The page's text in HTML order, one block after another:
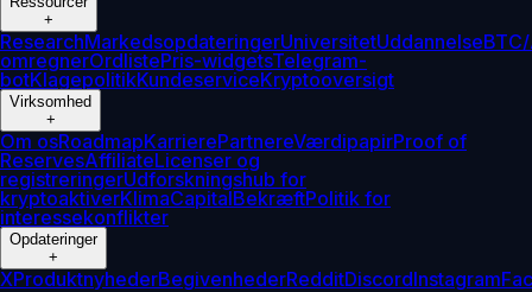
+
ResearchMarkedsopdateringerUniversitetUddannelse
omregnerOrdlistePris-widgetsTelegram-
botKlagepolitikKundeserviceKryptooversigt
Virksomhed
+
Om osRoadmapKarrierePartnereVærdipapirProof of
ReservesAffiliateLicenser og
registreringerUdforskningshub for
kryptoaktiverKlimaCapitalBekræftPolitik for
interessekonflikter
Opdateringer
+
XProduktnyhederBegivenhederRedditDiscordInstagram